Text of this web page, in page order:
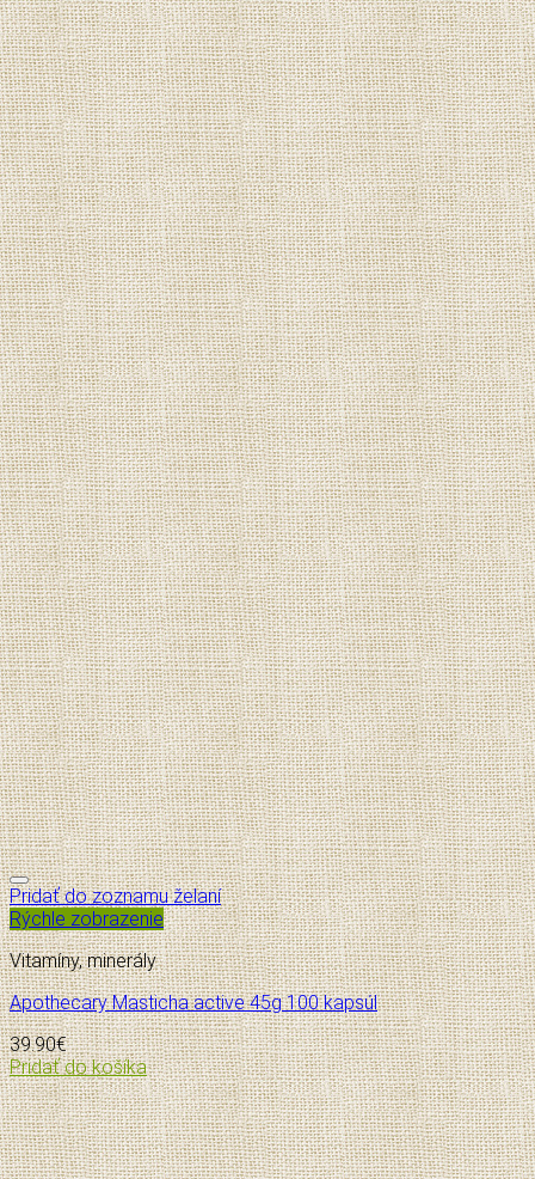
Pridať do zoznamu želaní
Rýchle zobrazenie
Vitamíny, minerály
Apothecary Masticha active 45g 100 kapsúl
39.90€
Pridať do košíka